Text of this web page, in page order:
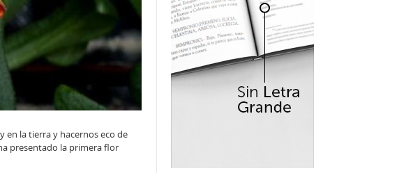
en la tierra y hacernos eco de
presentado la primera flor